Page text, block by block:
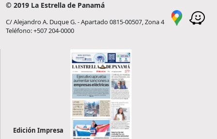
© 2019 La Estrella de Panamá
C/ Alejandro A. Duque G. - Apartado 0815-00507, Zona 4
Teléfono: +507 204-0000
Edición Impresa